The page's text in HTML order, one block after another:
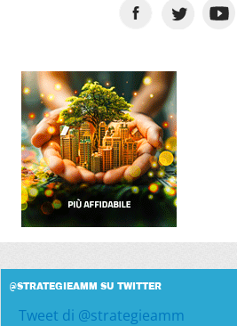
@STRATEGIEAMM SU TWITTER
Tweet di @strategieamm